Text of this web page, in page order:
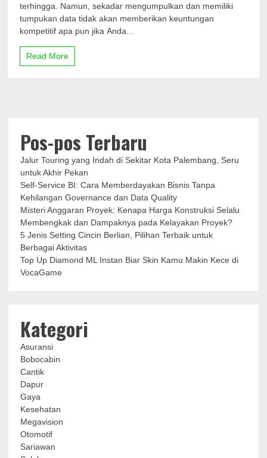
Cara
Memberdayakan
terhingga. Namun, sekadar mengumpulkan dan memiliki
tumpukan data tidak akan memberikan keuntungan
kompetitif apa pun jika Anda...
Read More
Pos-pos Terbaru
Jalur Touring yang Indah di Sekitar Kota Palembang, Seru
untuk Akhir Pekan
Self-Service BI: Cara Memberdayakan Bisnis Tanpa
Kehilangan Governance dan Data Quality
Misteri Anggaran Proyek: Kenapa Harga Konstruksi Selalu
Membengkak dan Dampaknya pada Kelayakan Proyek?
5 Jenis Setting Cincin Berlian, Pilihan Terbaik untuk
Berbagai Aktivitas
Top Up Diamond ML Instan Biar Skin Kamu Makin Kece di
VocaGame
Kategori
Asuransi
Bobocabin
Cantik
Dapur
Gaya
Kesehatan
Megavision
Otomotif
Sariawan